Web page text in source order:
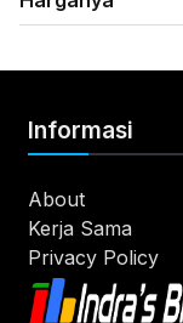
Informasi
About
Kerja Sama
Privacy Policy